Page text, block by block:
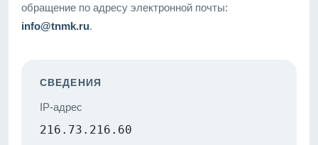
обращение по адресу электронной почты:
info@tnmk.ru.
СВЕДЕНИЯ
IP-адрес
216.73.216.60